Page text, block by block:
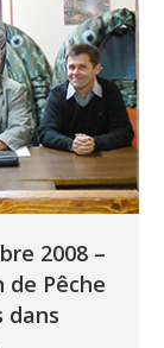
2008 –
Pêche
dans